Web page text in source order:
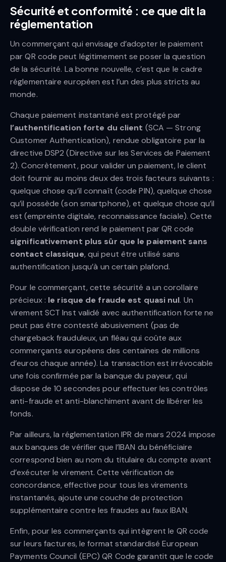
Sécurité et conformité : ce que dit la
réglementation
Un commerçant qui envisage d’adopter le paiement
par QR code peut légitimement se poser la question
de la sécurité. La bonne nouvelle, c’est que le cadre
réglementaire européen est l’un des plus stricts au
monde.
Chaque paiement instantané est protégé par
l’authentification forte du client (SCA — Strong
Customer Authentication), rendue obligatoire par la
directive DSP2 (Directive sur les Services de Paiement
2). Concrètement, pour valider un paiement, le client
doit fournir au moins deux des trois facteurs suivants :
quelque chose qu’il connaît (code PIN), quelque chose
qu’il possède (son smartphone), et quelque chose qu’il
est (empreinte digitale, reconnaissance faciale). Cette
double vérification rend le paiement par QR code
significativement plus sûr que le paiement sans
contact classique, qui peut être utilisé sans
authentification jusqu’à un certain plafond.
Pour le commerçant, cette sécurité a un corollaire
précieux : le risque de fraude est quasi nul. Un
virement SCT Inst validé avec authentification forte ne
peut pas être contesté abusivement (pas de
chargeback frauduleux, un fléau qui coûte aux
commerçants européens des centaines de millions
d’euros chaque année). La transaction est irrévocable
une fois confirmée par la banque du payeur, qui
dispose de 10 secondes pour effectuer les contrôles
anti-fraude et anti-blanchiment avant de libérer les
fonds.
Par ailleurs, la réglementation IPR de mars 2024 impose
aux banques de vérifier que l’IBAN du bénéficiaire
correspond bien au nom du titulaire du compte avant
d’exécuter le virement. Cette vérification de
concordance, effective pour tous les virements
instantanés, ajoute une couche de protection
supplémentaire contre les fraudes au faux IBAN.
Enfin, pour les commerçants qui intègrent le QR code
sur leurs factures, le format standardisé European
Payments Council (EPC) QR Code garantit que le code